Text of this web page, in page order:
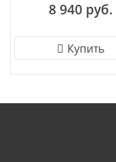
8 940 руб.
Купить